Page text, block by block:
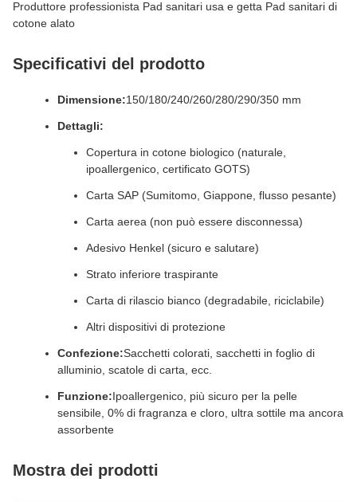
Produttore professionista Pad sanitari usa e getta Pad sanitari di
cotone alato
Specificativi del prodotto
Dimensione:150/180/240/260/280/290/350 mm
Dettagli:
Copertura in cotone biologico (naturale,
ipoallergenico, certificato GOTS)
Carta SAP (Sumitomo, Giappone, flusso pesante)
Carta aerea (non può essere disconnessa)
Adesivo Henkel (sicuro e salutare)
Strato inferiore traspirante
Carta di rilascio bianco (degradabile, riciclabile)
Altri dispositivi di protezione
Confezione:Sacchetti colorati, sacchetti in foglio di
alluminio, scatole di carta, ecc.
Funzione:Ipoallergenico, più sicuro per la pelle
sensibile, 0% di fragranza e cloro, ultra sottile ma ancora
assorbente
Mostra dei prodotti